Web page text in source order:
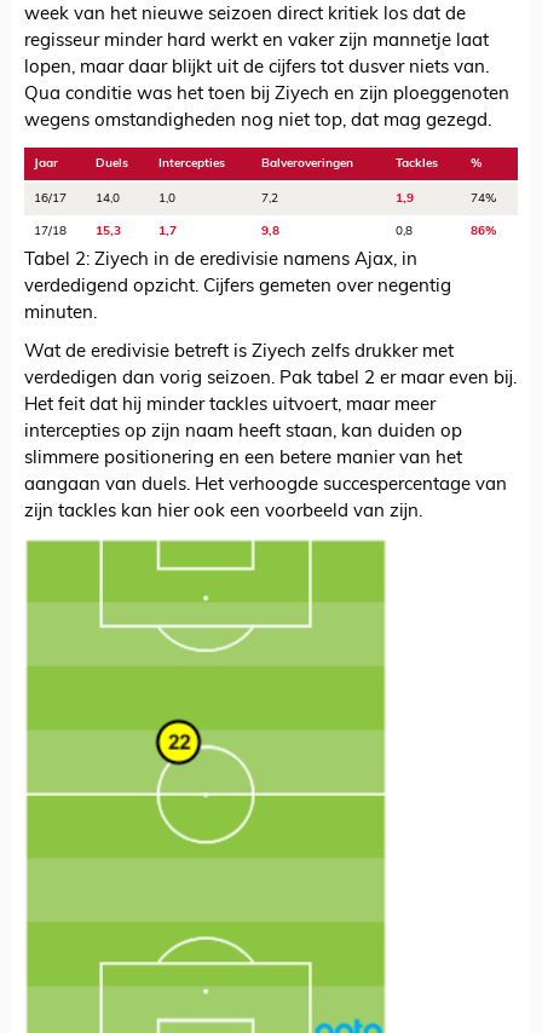
week van het nieuwe seizoen direct kritiek los dat de
regisseur minder hard werkt en vaker zijn mannetje laat
lopen, maar daar blijkt uit de cijfers tot dusver niets van.
Qua conditie was het toen bij Ziyech en zijn ploeggenoten
wegens omstandigheden nog niet top, dat mag gezegd.
Jaar Duels Intercepties Balveroveringen Tackles %
16/17 14,0 1,0 7,2 1,9 74%
17/18 15,3 1,7 9,8 0,8 86%
Tabel 2: Ziyech in de eredivisie namens Ajax, in
verdedigend opzicht. Cijfers gemeten over negentig
minuten.
Wat de eredivisie betreft is Ziyech zelfs drukker met
verdedigen dan vorig seizoen. Pak tabel 2 er maar even bij.
Het feit dat hij minder tackles uitvoert, maar meer
intercepties op zijn naam heeft staan, kan duiden op
slimmere positionering en een betere manier van het
aangaan van duels. Het verhoogde succespercentage van
zijn tackles kan hier ook een voorbeeld van zijn.